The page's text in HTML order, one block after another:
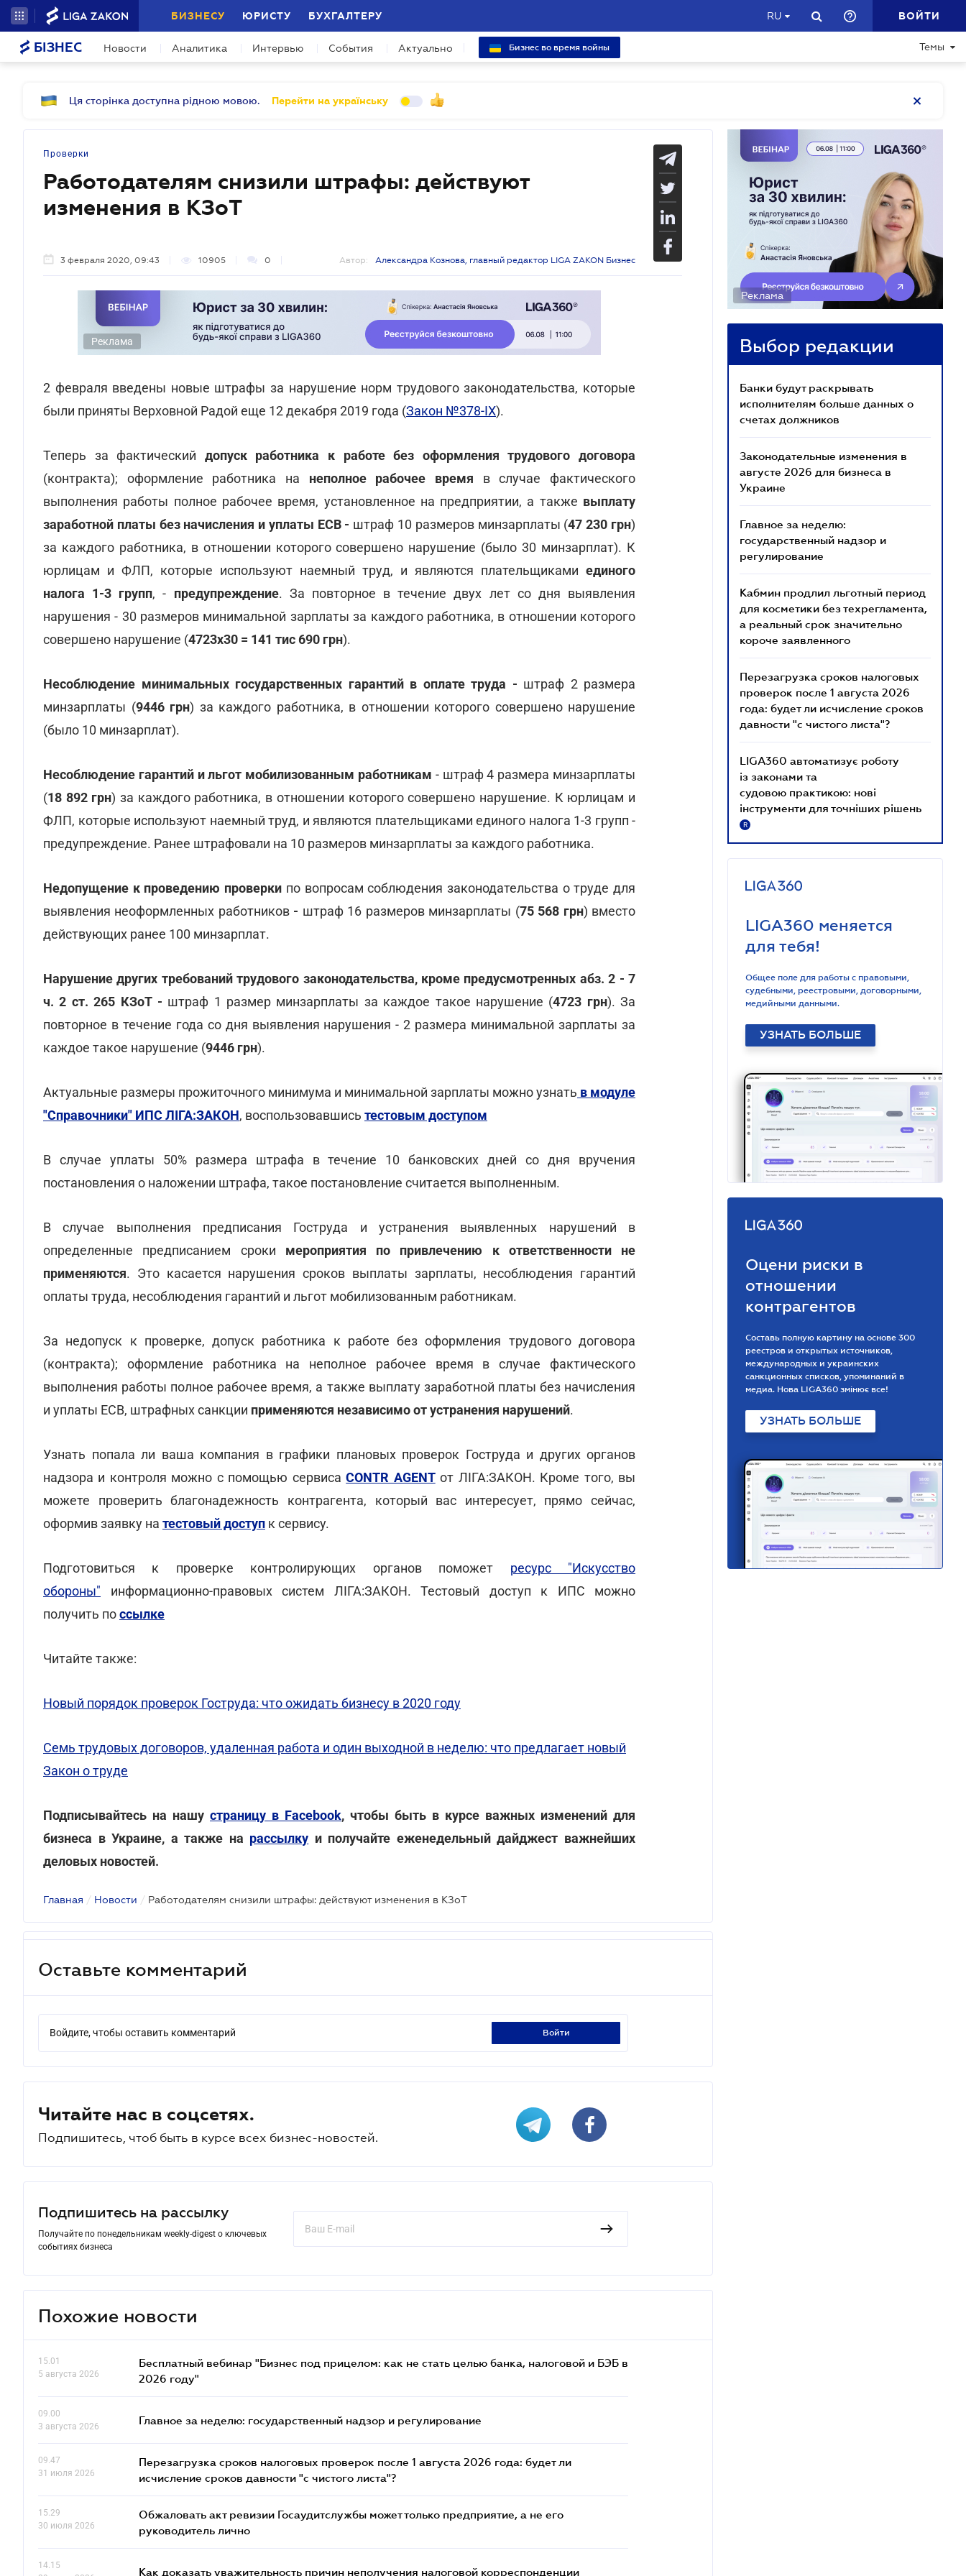
БИЗНЕСУ ЮРИСТУ БУХГАЛТЕРУ RU ВОЙТИ
БІЗНЕС Новости Аналитика Интервью События Актуально Бизнес во время войны Темы
Ця сторінка доступна рідною мовою. Перейти на українську
Проверки
Работодателям снизили штрафы: действуют
изменения в КЗоТ
3 февраля 2020, 09:43 10905 0 Автор: Александра Кознова, главный редактор LIGA ZAKON Бизнес
Реклама
2 февраля введены новые штрафы за нарушение норм трудового законодательства, которые
были приняты Верховной Радой еще 12 декабря 2019 года (Закон №378-IX).
Теперь за фактический допуск работника к работе без оформления трудового договора
(контракта); оформление работника на неполное рабочее время в случае фактического
выполнения работы полное рабочее время, установленное на предприятии, а также выплату
заработной платы без начисления и уплаты ЕСВ - штраф 10 размеров минзарплаты (47 230 грн)
за каждого работника, в отношении которого совершено нарушение (было 30 минзарплат). К
юрлицам и ФЛП, которые используют наемный труд, и являются плательщиками единого
налога 1-3 групп, - предупреждение. За повторное в течение двух лет со дня выявления
нарушения - 30 размеров минимальной зарплаты за каждого работника, в отношении которого
совершено нарушение (4723х30 = 141 тис 690 грн).
Несоблюдение минимальных государственных гарантий в оплате труда - штраф 2 размера
минзарплаты (9446 грн) за каждого работника, в отношении которого совершено нарушение
(было 10 минзарплат).
Несоблюдение гарантий и льгот мобилизованным работникам - штраф 4 размера минзарплаты
(18 892 грн) за каждого работника, в отношении которого совершено нарушение. К юрлицам и
ФЛП, которые используют наемный труд, и являются плательщиками единого налога 1-3 групп -
предупреждение. Ранее штрафовали на 10 размеров минзарплаты за каждого работника.
Недопущение к проведению проверки по вопросам соблюдения законодательства о труде для
выявления неоформленных работников- штраф 16 размеров минзарплаты (75 568 грн) вместо
действующих ранее 100 минзарплат.
Нарушение других требований трудового законодательства, кроме предусмотренных абз. 2 - 7
ч. 2 ст. 265 КЗоТ - штраф 1 размер минзарплаты за каждое такое нарушение (4723 грн). За
повторное в течение года со дня выявления нарушения - 2 размера минимальной зарплаты за
каждое такое нарушение (9446 грн).
Актуальные размеры прожиточного минимума и минимальной зарплаты можно узнать в модуле
"Справочники" ИПС ЛІГА:ЗАКОН, воспользовавшись тестовым доступом
В случае уплаты 50% размера штрафа в течение 10 банковских дней со дня вручения
постановления о наложении штрафа, такое постановление считается выполненным.
В случае выполнения предписания Гоструда и устранения выявленных нарушений в
определенные предписанием сроки мероприятия по привлечению к ответственности не
применяются. Это касается нарушения сроков выплаты зарплаты, несоблюдения гарантий
оплаты труда, несоблюдения гарантий и льгот мобилизованным работникам.
За недопуск к проверке, допуск работника к работе без оформления трудового договора
(контракта); оформление работника на неполное рабочее время в случае фактического
выполнения работы полное рабочее время, а также выплату заработной платы без начисления
и уплаты ЕСВ, штрафных санкции применяются независимо от устранения нарушений.
Узнать попала ли ваша компания в графики плановых проверок Гоструда и других органов
надзора и контроля можно с помощью сервисаCONTR AGENT от ЛІГА:ЗАКОН. Кроме того, вы
можете проверить благонадежность контрагента, который вас интересует, прямо сейчас,
оформив заявку на тестовый доступ к сервису.
Подготовиться к проверке контролирующих органов поможет ресурс "Искусство
обороны" информационно-правовых систем ЛІГА:ЗАКОН. Тестовый доступ к ИПС можно
получить поссылке
Читайте также:
Новый порядок проверок Гоструда: что ожидать бизнесу в 2020 году
Семь трудовых договоров, удаленная работа и один выходной в неделю: что предлагает новый
Закон о труде
Подписывайтесь на нашу страницу в Facebook, чтобы быть в курсе важных изменений для
бизнеса в Украине, а также на рассылку и получайте еженедельный дайджест важнейших
деловых новостей.
Главная / Новости / Работодателям снизили штрафы: действуют изменения в КЗоТ
Оставьте комментарий
Войдите, чтобы оставить комментарий войти
Читайте нас в соцсетях.
Подпишитесь, чтоб быть в курсе всех бизнес-новостей.
Подпишитесь на рассылку
Получайте по понедельникам weekly-digest о ключевых
событиях бизнеса
Похожие новости
15.01
5 августа 2026
Бесплатный вебинар "Бизнес под прицелом: как не стать целью банка, налоговой и БЭБ в
2026 году"
09.00
3 августа 2026
Главное за неделю: государственный надзор и регулирование
09.47
31 июля 2026
Перезагрузка сроков налоговых проверок после 1 августа 2026 года: будет ли
исчисление сроков давности "с чистого листа"?
15.29
30 июля 2026
Обжаловать акт ревизии Госаудитслужбы может только предприятие, а не его
руководитель лично
14.15
Как доказать уважительность причин неполучения налоговой корреспонденции
Реклама
Выбор редакции
Банки будут раскрывать
исполнителям больше данных о
счетах должников
Законодательные изменения в
августе 2026 для бизнеса в
Украине
Главное за неделю:
государственный надзор и
регулирование
Кабмин продлил льготный период
для косметики без техрегламента,
а реальный срок значительно
короче заявленного
Перезагрузка сроков налоговых
проверок после 1 августа 2026
года: будет ли исчисление сроков
давности "с чистого листа"?
LIGA360 автоматизує роботу
із законами та
судовою практикою: нові
інструменти для точніших рішень
R
LIGA360 меняется
для тебя!
Общее поле для работы с правовыми,
судебными, реестровыми, договорными,
медийными данными.
УЗНАТЬ БОЛЬШЕ
Оцени риски в
отношении
контрагентов
Составь полную картину на основе 300
реестров и открытых источников,
международных и украинских
санкционных списков, упоминаний в
медиа. Нова LIGA360 змінює все!
УЗНАТЬ БОЛЬШЕ